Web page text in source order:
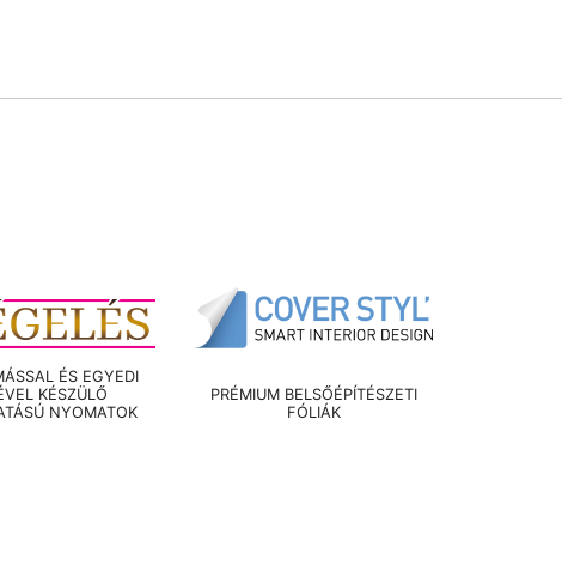
ÉS EGYEDI
KÉSZÜLŐ
NYOMATOK
PRÉMIUM BELSŐÉPÍTÉSZETI
FÓLIÁK